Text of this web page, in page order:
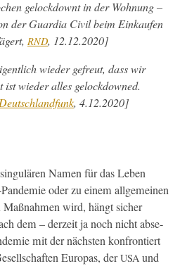
gelock­downt in der Woh­nung –
der Guardia Civ­il beim Einkaufen
RND, 12.12.2020]
wieder gefreut, dass wir
ist wieder alles gelock­downed.
Deutsch­land­funk, 4.12.2020]
Namen für das Leben
oder zu einem all­ge­meinen
wird, hängt sich­er
dem – derzeit ja noch nicht abse­
mit der näch­sten kon­fron­tiert
Europas, derUSA und